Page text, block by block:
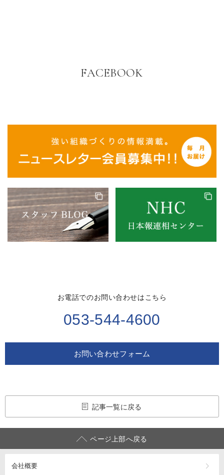
FACEBOOK
お電話でのお問い合わせはこちら
053-544-4600
お問い合わせフォーム
記事一覧に戻る
ページ上部へ戻る
会社概要